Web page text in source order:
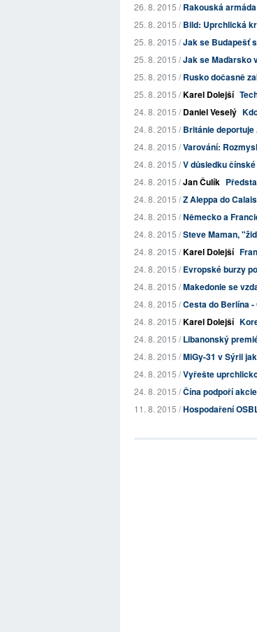
26. 8. 2015 /Rakouská
25. 8. 2015 /Bild: Uprchlická
25. 8. 2015 /Jak se Budapešť
25. 8. 2015 /Jak se Maďarsko
25. 8. 2015 /Rusko dočasně
25. 8. 2015 /Karel Dolejší
24. 8. 2015 /Daniel Veselý
24. 8. 2015 /Británie
24. 8. 2015 /Varování:
24. 8. 2015 /V důsledku
24. 8. 2015 /Jan Čulík
24. 8. 2015 /Z Aleppa do
24. 8. 2015 /Německo a
24. 8. 2015 /Steve Maman,
24. 8. 2015 /Karel Dolejší
24. 8. 2015 /Evropské burzy
24. 8. 2015 /Makedonie se
24. 8. 2015 /Cesta do Berlína
24. 8. 2015 /Karel Dolejší
24. 8. 2015 /Libanonský
24. 8. 2015 /MiGy-31 v Sýrii
24. 8. 2015 /Vyřešte
24. 8. 2015 /Čína podpoří
11. 8. 2015 /Hospodaření